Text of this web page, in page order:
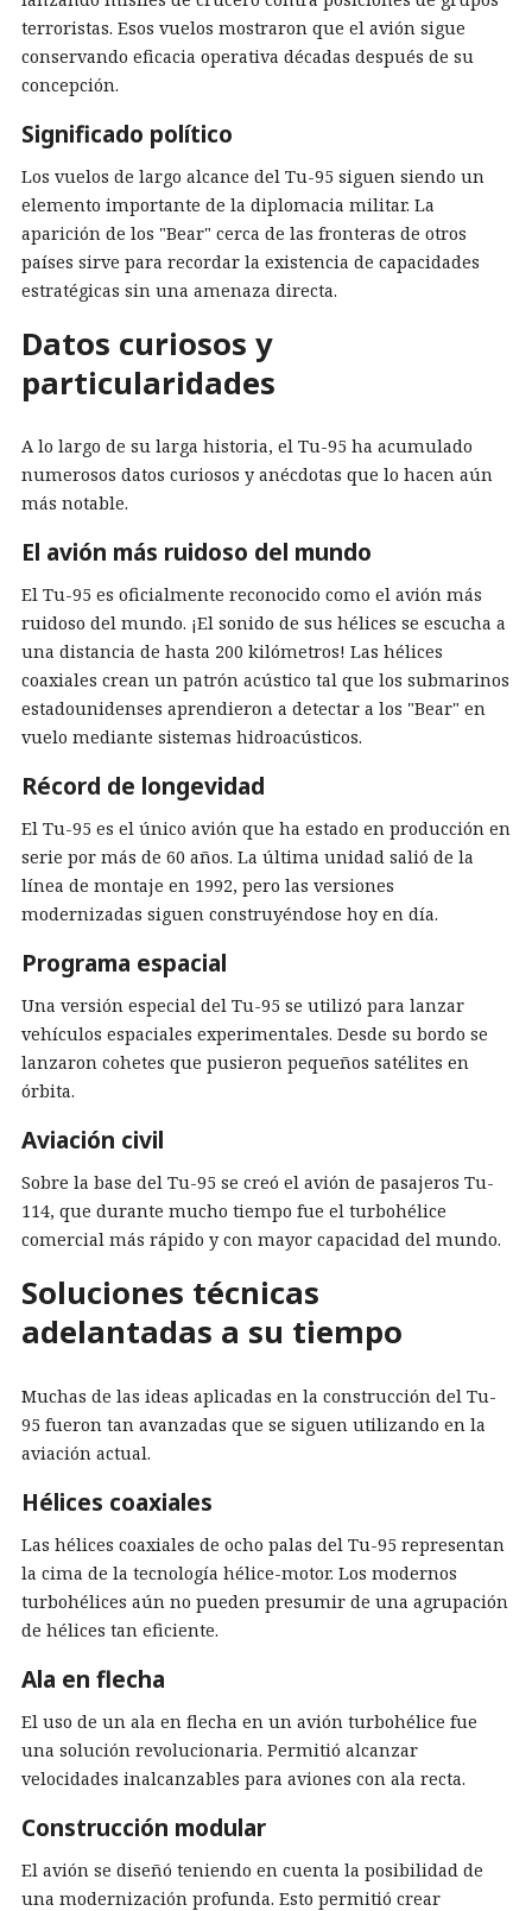
terroristas. Esos vuelos mostraron que el avión sigue
conservando eficacia operativa décadas después de su
concepción.
Significado político
Los vuelos de largo alcance del Tu-95 siguen siendo un
elemento importante de la diplomacia militar. La
aparición de los "Bear" cerca de las fronteras de otros
países sirve para recordar la existencia de capacidades
estratégicas sin una amenaza directa.
Datos curiosos y
particularidades
A lo largo de su larga historia, el Tu-95 ha acumulado
numerosos datos curiosos y anécdotas que lo hacen aún
más notable.
El avión más ruidoso del mundo
El Tu-95 es oficialmente reconocido como el avión más
ruidoso del mundo. ¡El sonido de sus hélices se escucha a
una distancia de hasta 200 kilómetros! Las hélices
coaxiales crean un patrón acústico tal que los submarinos
estadounidenses aprendieron a detectar a los "Bear" en
vuelo mediante sistemas hidroacústicos.
Récord de longevidad
El Tu-95 es el único avión que ha estado en producción en
serie por más de 60 años. La última unidad salió de la
línea de montaje en 1992, pero las versiones
modernizadas siguen construyéndose hoy en día.
Programa espacial
Una versión especial del Tu-95 se utilizó para lanzar
vehículos espaciales experimentales. Desde su bordo se
lanzaron cohetes que pusieron pequeños satélites en
órbita.
Aviación civil
Sobre la base del Tu-95 se creó el avión de pasajeros Tu-
114, que durante mucho tiempo fue el turbohélice
comercial más rápido y con mayor capacidad del mundo.
Soluciones técnicas
adelantadas a su tiempo
Muchas de las ideas aplicadas en la construcción del Tu-
95 fueron tan avanzadas que se siguen utilizando en la
aviación actual.
Hélices coaxiales
Las hélices coaxiales de ocho palas del Tu-95 representan
la cima de la tecnología hélice-motor. Los modernos
turbohélices aún no pueden presumir de una agrupación
de hélices tan eficiente.
Ala en flecha
El uso de un ala en flecha en un avión turbohélice fue
una solución revolucionaria. Permitió alcanzar
velocidades inalcanzables para aviones con ala recta.
Construcción modular
El avión se diseñó teniendo en cuenta la posibilidad de
una modernización profunda. Esto permitió crear